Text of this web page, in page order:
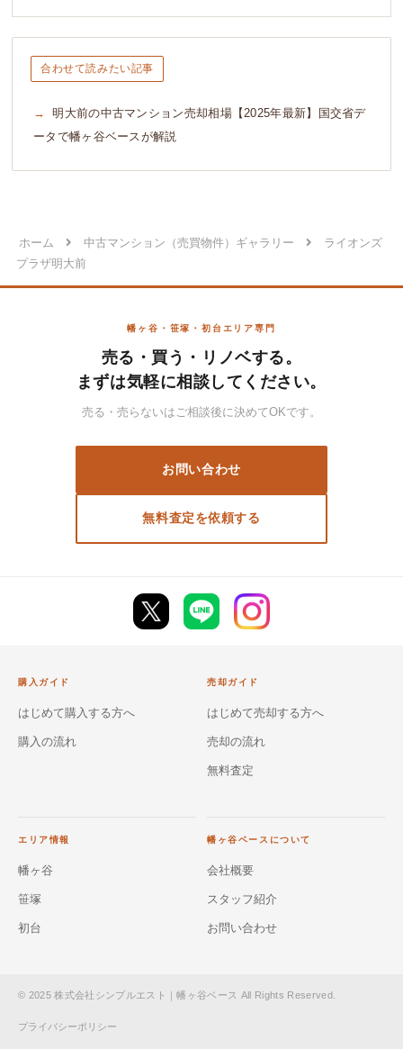
合わせて読みたい記事
明大前の中古マンション売却相場【2025年最新】国交省デ
ータで幡ヶ谷ベースが解説
ホーム 中古マンション（売買物件）ギャラリー
ライオンズ
プラザ明大前
幡ヶ谷・笹塚・初台エリア専門
売る・買う・リノベする。
まずは気軽に相談してください。
売る・売らないはご相談後に決めてOKです。
お問い合わせ
無料査定を依頼する
購入ガイド
はじめて購入する方へ
購入の流れ
売却ガイド
はじめて売却する方へ
売却の流れ
無料査定
エリア情報
幡ヶ谷
笹塚
初台
幡ヶ谷ベースについて
会社概要
スタッフ紹介
お問い合わせ
© 2025 株式会社シンプルエスト｜幡ヶ谷ベース All Rights Reserved.
プライバシーポリシー